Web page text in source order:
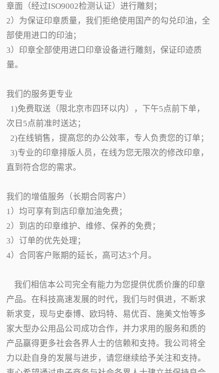
章面（经过ISO9002检测认证）进行雕刻；
2）为保证印章质量，我们拒绝使用国产的勾兑印油，全
部使用进口的印油；
3）印章全部使用进口印章设备进行雕刻，保证印迹质
量。
我们的服务更专业
1)免费取送（限北京市四环以内），下午5点前下单，
次日5点前准时送达；
2)在线销售，提高您的办公效率，专人负责您的订单；
3)专业的印章排版人员，在线为您无限次的修改印章，
直到符合您的需求。
我们的增值服务（长期合同客户）
1）均可享有到店印章加油免费；
2）到店的印章维护、维修、保养的免费；
3）订单的优先处理；
4）合同客户账期的延长，高可达3个月。
我们相信本公司完全有能力为您提供优质价廉的印章
产品。在科技高速发展的时代，我们与时俱进，不断求
新求变，现与史泰博、欧玛特、易优百、施美文怡等多
家大型办公用品公司成功合作，并力求用的服务和质的
产品赢得更多社会各界人士的信赖和支持。我公司将全
力以赴自身的发展与进步，请您继续给予关注和支持。